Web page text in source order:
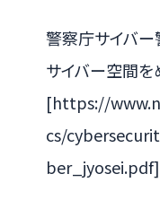
警察庁サイバ
サイバー空間を
[https://
cs/
ber_jyosei.pdf]